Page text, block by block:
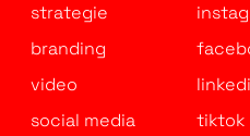
strategie
branding
video
social media
tiktok